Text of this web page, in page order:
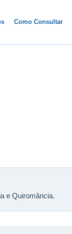
Como Consultar
e Quiromância.